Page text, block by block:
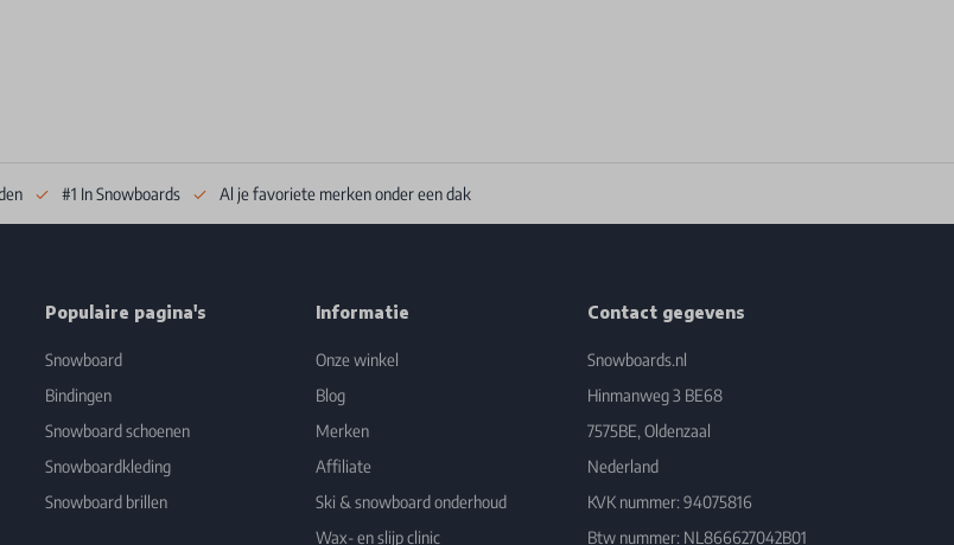
#1 In Snowboards Al je favoriete merken onder een dak
Populaire pagina's
Snowboard
Bindingen
Snowboard schoenen
Snowboardkleding
Snowboard brillen
Informatie
Onze winkel
Blog
Merken
Affiliate
Ski & snowboard onderhoud
Wax- en slijp clinic
Contact gegevens
Snowboards.nl
Hinmanweg 3 BE68
7575BE, Oldenzaal
Nederland
KVK nummer: 94075816
Btw nummer: NL866627042B01